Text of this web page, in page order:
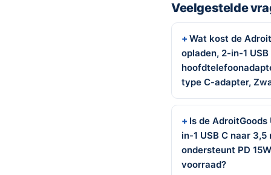
Veelgestelde
Wat kost de
opladen, 2-in-1
type C-adapter,
Is de
in-1 USB C naar
ondersteunt PD
voorraad?